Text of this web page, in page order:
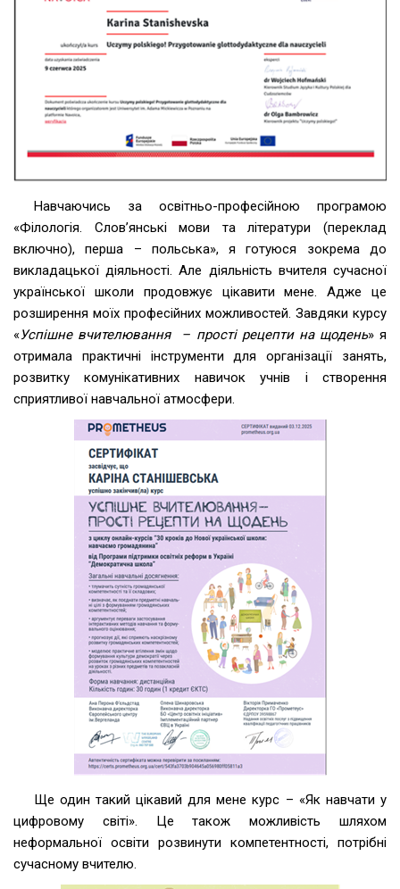
Навчаючись за освітньо-професійною програмою
«Філологія. Слов’янські мови та літератури (переклад
включно), перша – польська», я готуюся зокрема до
викладацької діяльності. Але діяльність вчителя сучасної
української школи продовжує цікавити мене. Адже це
розширення моїх професійних можливостей. Завдяки курсу
«Успішне вчителювання – прості рецепти на щодень» я
отримала практичні інструменти для організації занять,
розвитку комунікативних навичок учнів і створення
сприятливої навчальної атмосфери.
Ще один такий цікавий для мене курс – «Як навчати у
цифровому світі». Це також можливість шляхом
неформальної освіти розвинути компетентності, потрібні
сучасному вчителю.